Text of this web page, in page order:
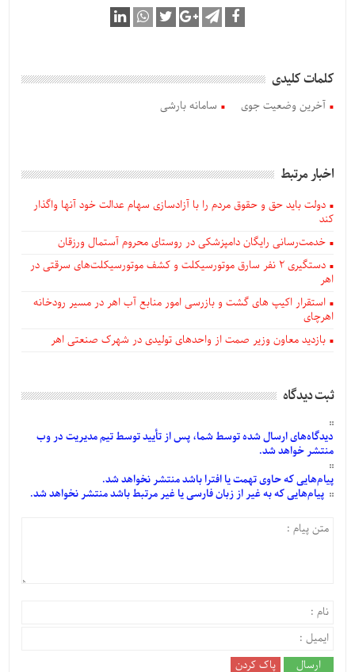
کلمات کلیدی
آخرین وضعیت جوی سامانه بارشی
اخبار مرتبط
دولت باید حق و حقوق مردم را با آزادسازی سهام عدالت خود آنها واگذار
کند
خدمت‌رسانی رایگان دامپزشکی در روستای محروم آستمال ورزقان
دستگيری ۲ نفر سارق موتورسیکلت و کشف موتورسیکلت‌های سرقتی در
اهر
استقرار اکیپ های گشت و بازرسی امور منابع آب اهر در مسیر رودخانه
اهرچای
بازدید معاون وزیر صمت از واحدهای تولیدی در شهرک صنعتی اهر
ثبت دیدگاه
دیدگاه‌هایارسالشدهتوسط شما، پس ازتأییدتوسط تیم مدیریت در وب
منتشر خواهد شد.
پیام‌هاییکه حاوی تهمت یا افترا باشد منتشر نخواهد شد.
پیام‌هاییکه به غیر از زبان فارسی یا غیر مرتبط باشد منتشر نخواهد شد.